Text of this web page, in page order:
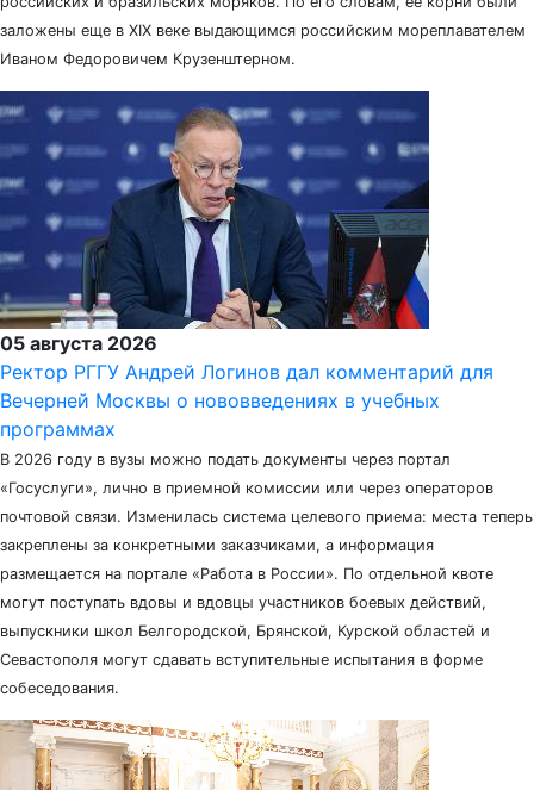
заложены еще в XIX веке выдающимся российским мореплавателем
Иваном Федоровичем Крузенштерном.
05 августа 2026
Ректор РГГУ Андрей Логинов дал комментарий для
Вечерней Москвы о нововведениях в учебных
программах
В 2026 году в вузы можно подать документы через портал
«Госуслуги», лично в приемной комиссии или через операторов
почтовой связи. Изменилась система целевого приема: места теперь
закреплены за конкретными заказчиками, а информация
размещается на портале «Работа в России». По отдельной квоте
могут поступать вдовы и вдовцы участников боевых действий,
выпускники школ Белгородской, Брянской, Курской областей и
Севастополя могут сдавать вступительные испытания в форме
собеседования.